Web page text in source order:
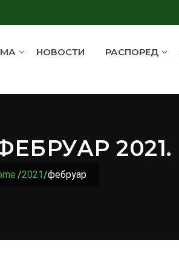
НОВОСТИ РАСПОРЕД
2021.
/2021/фебруар